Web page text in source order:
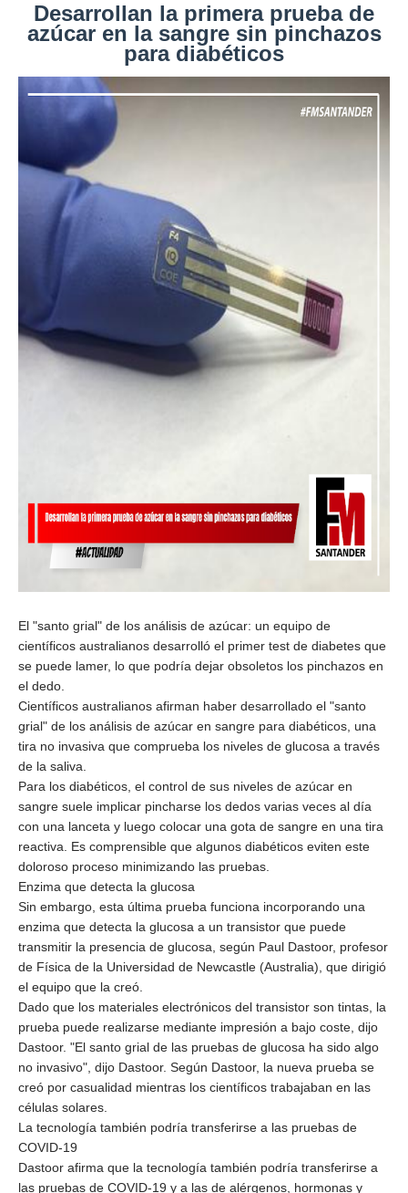
Desarrollan la primera prueba de
azúcar en la sangre sin pinchazos
para diabéticos
El "santo grial" de los análisis de azúcar: un equipo de
científicos australianos desarrolló el primer test de diabetes que
se puede lamer, lo que podría dejar obsoletos los pinchazos en
el dedo.
Científicos australianos afirman haber desarrollado el "santo
grial" de los análisis de azúcar en sangre para diabéticos, una
tira no invasiva que comprueba los niveles de glucosa a través
de la saliva.
Para los diabéticos, el control de sus niveles de azúcar en
sangre suele implicar pincharse los dedos varias veces al día
con una lanceta y luego colocar una gota de sangre en una tira
reactiva. Es comprensible que algunos diabéticos eviten este
doloroso proceso minimizando las pruebas.
Enzima que detecta la glucosa
Sin embargo, esta última prueba funciona incorporando una
enzima que detecta la glucosa a un transistor que puede
transmitir la presencia de glucosa, según Paul Dastoor, profesor
de Física de la Universidad de Newcastle (Australia), que dirigió
el equipo que la creó.
Dado que los materiales electrónicos del transistor son tintas, la
prueba puede realizarse mediante impresión a bajo coste, dijo
Dastoor. "El santo grial de las pruebas de glucosa ha sido algo
no invasivo", dijo Dastoor. Según Dastoor, la nueva prueba se
creó por casualidad mientras los científicos trabajaban en las
células solares.
La tecnología también podría transferirse a las pruebas de
COVID-19
Dastoor afirma que la tecnología también podría transferirse a
las pruebas de COVID-19 y a las de alérgenos, hormonas y